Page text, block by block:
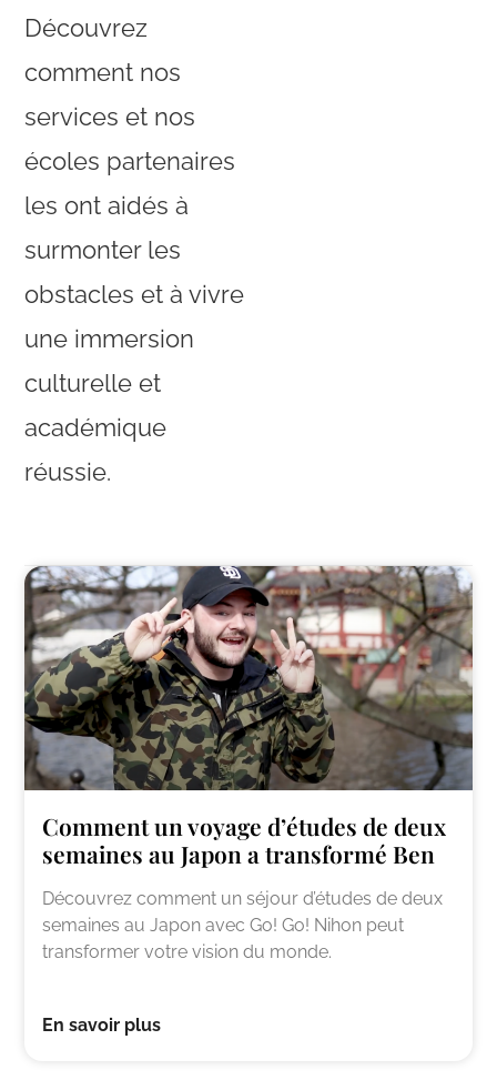
Découvrez
comment nos
services et nos
écoles partenaires
les ont aidés à
surmonter les
obstacles et à vivre
une immersion
culturelle et
académique
réussie.
Comment un voyage d’études de deux
semaines au Japon a transformé Ben
Découvrez comment un séjour d’études de deux
semaines au Japon avec Go! Go! Nihon peut
transformer votre vision du monde.
En savoir plus